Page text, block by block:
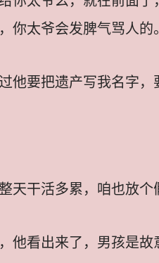
你太爷会发脾气骂人的
他要把遗产写我名字
天干活多累，咱也放个
他看出来了，男孩是